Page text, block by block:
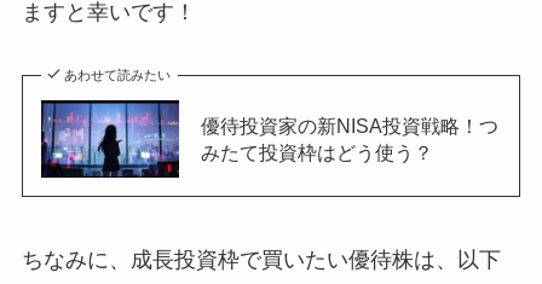
ますと幸いです！
あわせて読みたい
優待投資家の新NISA投資戦略！つ
みたて投資枠はどう使う？
ちなみに、成長投資枠で買いたい優待株は、以下